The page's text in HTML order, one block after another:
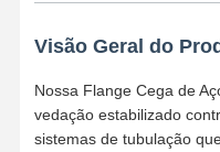
Visão Geral do
Nossa Flange Cega de
vedação estabilizado
sistemas de tubulação